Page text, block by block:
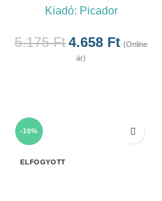
Kiadó: Picador
5.175Ft4.658 Ft (Online
ár)
-10%
ELFOGYOTT